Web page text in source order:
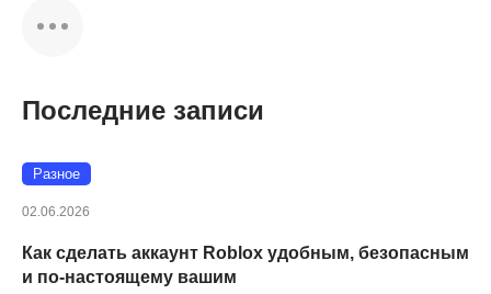
Последние записи
Разное
02.06.2026
Как сделать аккаунт Roblox удобным, безопасным
и по-настоящему вашим